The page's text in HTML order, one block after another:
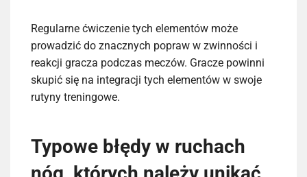
Regularne ćwiczenie tych elementów może
prowadzić do znacznych popraw w zwinności i
reakcji gracza podczas meczów. Gracze powinni
skupić się na integracji tych elementów w swoje
rutyny treningowe.
Typowe błędy w ruchach